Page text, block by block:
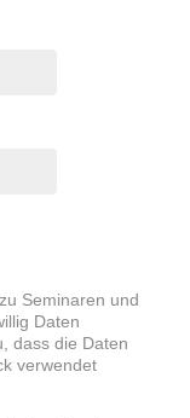
Seminaren und
Daten
dass die Daten
verwendet